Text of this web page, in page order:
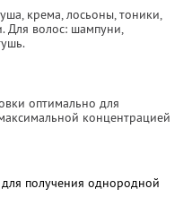
крема, лосьоны, тоники,
Для волос: шампуни,
оптимально для
концентрацией
получения однородной